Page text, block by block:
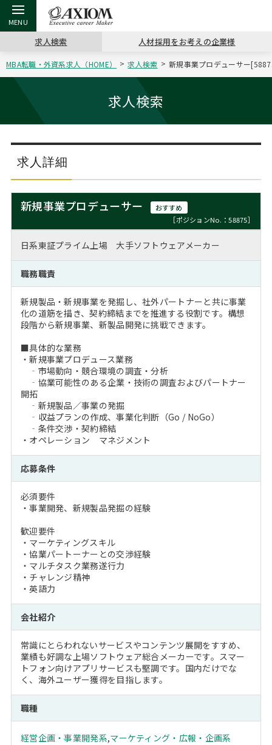
戻る
アクシアムの特長
戻る
コンサ
サービス案内
戻る
キャリ
コンサルタントの紹介
戻る
キャリア支援 TOP
キャリアデザイン講座
（最新求人市場動向）
戻る
MBAの
おわり
ステージ別アドバイス
MBAの転職事例
MBAからのFAQ
MBA留学生数の推移
戻る
日本か
MBAを生かす求人特集
年齢と年収の相関図
戻る
転職ツール TOP
英文レジュメの書き方
戻る
パワー
職務経歴書の書き方
外資系／面接攻略のコツ
戻る
転職コラム TOP
“展”職相談室
転職市場の明日をよめ
キャリアに効く一冊
注目企業インタビュー
戻る
イベント・セミナー TOP
ジョブフェア
キャリアデザインセミナー
プロ経営者の特別セミナー
Career Talk Live
MBA NETWORKING
戻る
会社概要 TOP
沿革
主なクライアント
パブリシティ
ニュースリリース
求人検索 人材採用をお考えの企業様
MBA転職・外資系求人（HOME） 求人検索 新規事業プロデューサー
求人検索
求人詳細
新規事業プロデューサー
おすすめ
［ポジションNo.：58875］
日系東証プライム上場 大手ソフトウェアメーカー
職務職責
新規製品・新規事業を発掘し、社外パートナーと共に事業
化の道筋を描き、契約締結までを推進する役割です。構想
段階から新規事業、新製品開発に挑戦できます。
■具体的な業務
・新規事業プロデュース業務
‐市場動向・競合環境の調査・分析
‐協業可能性のある企業・技術の調査およびパートナー
開拓
‐新規製品／事業の発掘
‐収益プランの作成、事業化判断（Go / NoGo）
‐条件交渉・契約締結
・オペレーション マネジメント
応募条件
必須要件
・事業開発、新規製品発掘の経験
歓迎要件
・マーケティングスキル
・協業パートーナーとの交渉経験
・マルチタスク業務遂行力
・チャレンジ精神
・英語力
会社紹介
常識にとらわれないサービスやコンテンツ展開をすすめ、
業績も好調な上場ソフトウェア総合メーカーです。スマー
トフォン向けアプリサービスも堅調です。国内だけでな
く、海外ユーザー獲得を目指します。
職種
経営企画・事業開発系,マーケティング・広報・企画系